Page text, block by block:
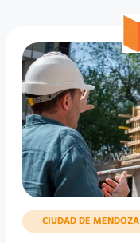
CIUDAD DE MENDOZA